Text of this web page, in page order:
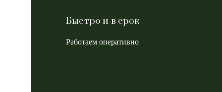
Быстро и в срок
Работаем оперативно